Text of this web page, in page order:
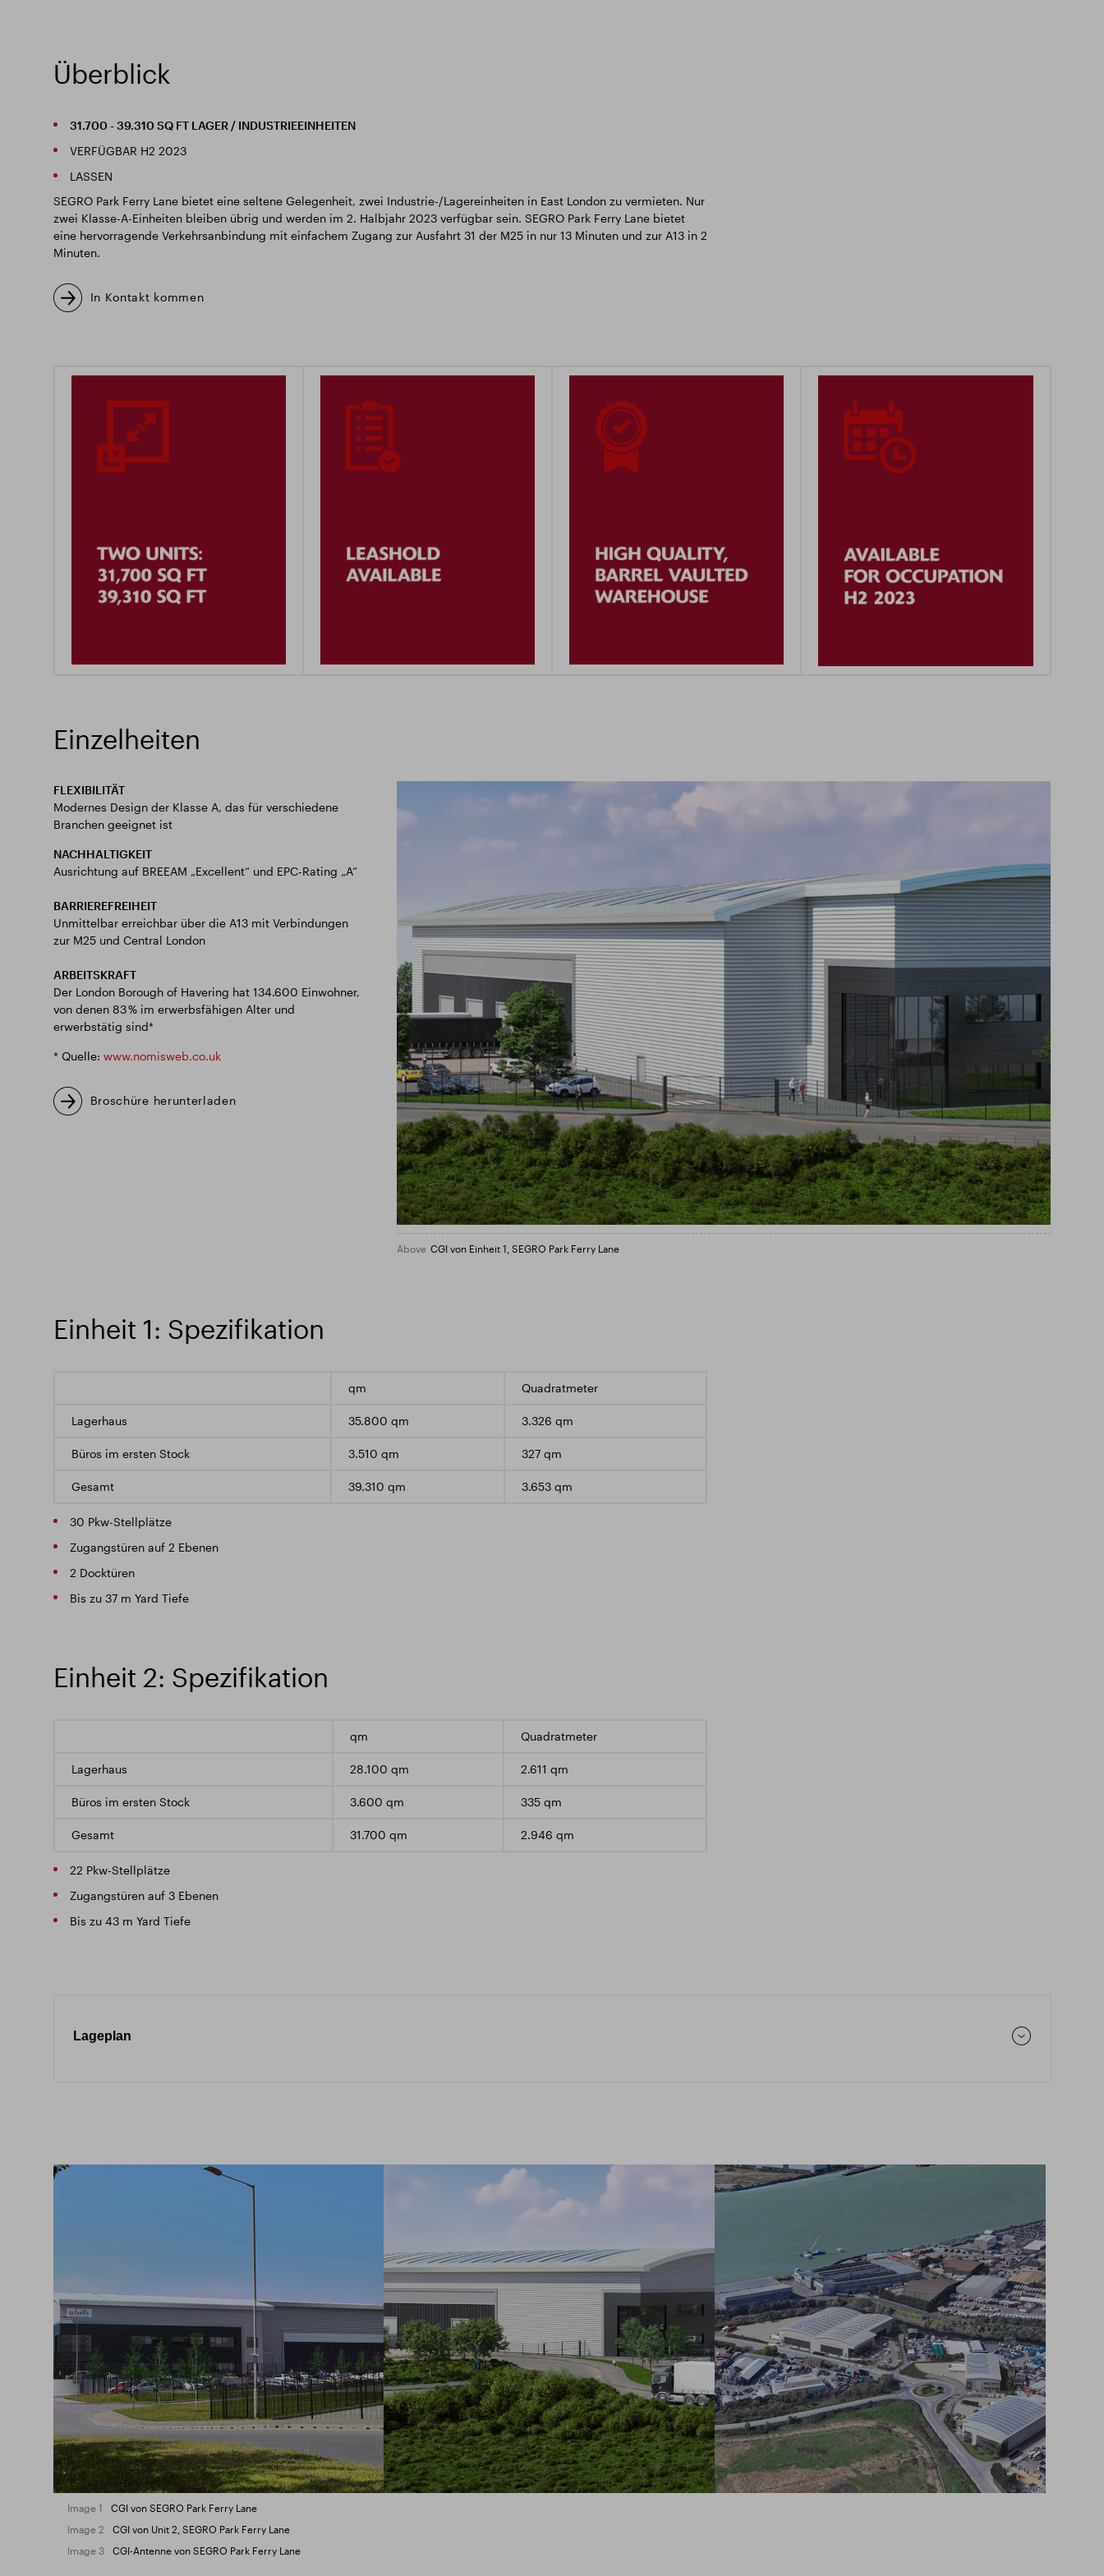
Überblick
31.700 - 39.310 SQ FT LAGER / INDUSTRIEEINHEITEN
VERFÜGBAR H2 2023
LASSEN
SEGRO Park Ferry Lane bietet eine seltene Gelegenheit, zwei Industrie-/Lagereinheiten in East London zu vermieten. Nur
zwei Klasse-A-Einheiten bleiben übrig und werden im 2. Halbjahr 2023 verfügbar sein. SEGRO Park Ferry Lane bietet
eine hervorragende Verkehrsanbindung mit einfachem Zugang zur Ausfahrt 31 der M25 in nur 13 Minuten und zur A13 in 2
Minuten.
In Kontakt kommen
Einzelheiten
FLEXIBILITÄT
Modernes Design der Klasse A, das für verschiedene
Branchen geeignet ist
NACHHALTIGKEIT
Ausrichtung auf BREEAM „Excellent“ und EPC-Rating „A“
BARRIEREFREIHEIT
Unmittelbar erreichbar über die A13 mit Verbindungen
zur M25 und Central London
ARBEITSKRAFT
Der London Borough of Havering hat 134.600 Einwohner,
von denen 83 % im erwerbsfähigen Alter und
erwerbstätig sind*
* Quelle: www.nomisweb.co.uk
Broschüre herunterladen
Above CGI von Einheit 1, SEGRO Park Ferry Lane
Einheit 1: Spezifikation
qm Quadratmeter
Lagerhaus 35.800 qm 3.326 qm
Büros im ersten Stock 3.510 qm 327 qm
Gesamt 39.310 qm 3.653 qm
30 Pkw-Stellplätze
Zugangstüren auf 2 Ebenen
2 Docktüren
Bis zu 37 m Yard Tiefe
Einheit 2: Spezifikation
qm Quadratmeter
Lagerhaus 28.100 qm 2.611 qm
Büros im ersten Stock 3.600 qm 335 qm
Gesamt 31.700 qm 2.946 qm
22 Pkw-Stellplätze
Zugangstüren auf 3 Ebenen
Bis zu 43 m Yard Tiefe
Lageplan
Image 1
CGI von SEGRO Park Ferry Lane
Image 2
CGI von Unit 2, SEGRO Park Ferry Lane
Image 3
CGI-Antenne von SEGRO Park Ferry Lane